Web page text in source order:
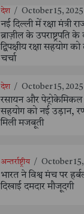
देश / October 15, 2025
नई दिल्ली में रक्षा मंत्री
ब्राज़ील के
द्विपक्षीय रक्षा सहयोग
चर्चा
देश / October 15, 2025
रसायन और पेट्रोकेमिकल
सहयोग को नई उड़ान,
मिली मजबूती
अन्तर्राष्ट्रीय / October
भारत ने विश्व मंच पर
दिखाई दमदार मौजूदगी